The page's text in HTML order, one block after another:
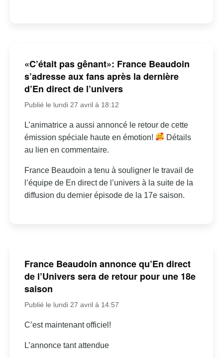
«C’était pas gênant»: France Beaudoin
s’adresse aux fans après la dernière
d’En direct de l’univers
Publié le lundi 27 avril à 18:12
L’animatrice a aussi annoncé le retour de cette
émission spéciale haute en émotion!
Détails
au lien en commentaire.
France Beaudoin a tenu à souligner le travail de
l’équipe de En direct de l’univers à la suite de la
diffusion du dernier épisode de la 17e saison.
France Beaudoin annonce qu’En direct
de l’Univers sera de retour pour une 18e
saison
Publié le lundi 27 avril à 14:57
C’est maintenant officiel!
L’annonce tant attendue